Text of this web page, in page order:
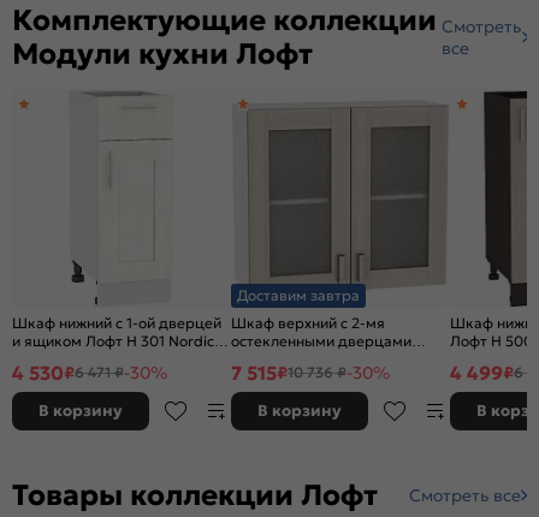
Комплектующие коллекции
Модули кухни Лофт
Смотреть
все
Шкаф нижний с 1-ой дверцей
и ящиком Лофт Н 301 Nordic
4 530₽6 471 ₽-30%
В корзину
Доставим завтра
Шкаф верхний с 2-мя
остекленными дверцами
Veralinga-Белый
7 515₽10 736 ₽-30%
В корзину
Шкаф
Лофт Н 500
4 499₽6
В
Товары коллекции Лофт Смотреть все